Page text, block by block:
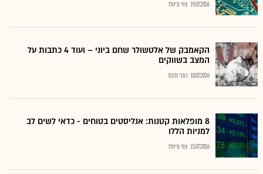
19.07.2026 צחי גרינולד
הקאמבק של אלטשולר שחם ביוני – ועוד 4 כתבות על
המצב בשווקים
18.07.2026 כתבי גלובס
8 מופלאות קטנות: אנליסטים בטוחים - כדאי לשים לב
למניות הללו
15.07.2026 צחי גרינולד